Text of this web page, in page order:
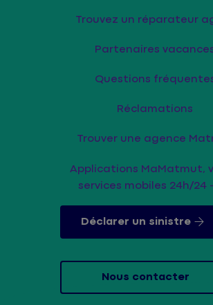
Trouvez un réparateur
Partenaires
Questions
Réclamations
Trouver une agence
Applications MaMatmut,
services mobiles 24h/24
Déclarer un sinistre
Nous contacter